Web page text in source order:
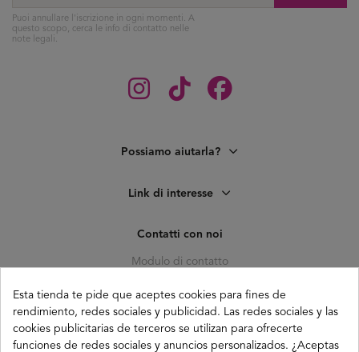
Possiamo aiutarla?
Link di interesse
Contatti con noi
Modulo di contatto
41010 (Triana) Sevilla
info@buganco.com
Puoi annullare l'iscrizione in ogni momenti. A
questo scopo, cerca le info di contatto nelle
note legali.
Esta tienda te pide que aceptes cookies para fines de
rendimiento, redes sociales y publicidad. Las redes sociales y las
cookies publicitarias de terceros se utilizan para ofrecerte
funciones de redes sociales y anuncios personalizados. ¿Aceptas